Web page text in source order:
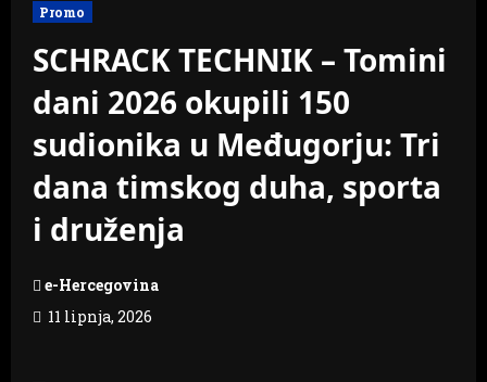
Promo
SCHRACK TECHNIK – Tomini
dani 2026 okupili 150
sudionika u Međugorju: Tri
dana timskog duha, sporta
i druženja
e-Hercegovina
11 lipnja, 2026